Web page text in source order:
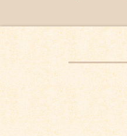
до печати
его легко